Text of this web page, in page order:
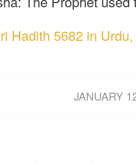
Hadith 5682 in
JANUARY